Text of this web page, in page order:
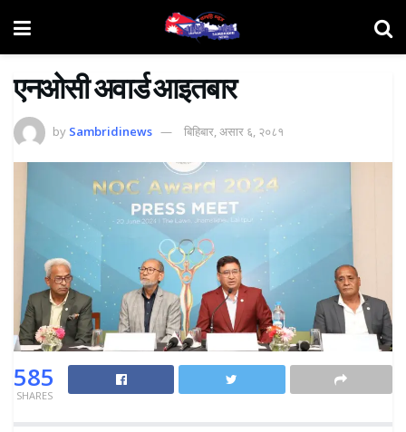
एनओसी अवार्ड आइतबार
by Sambridinews बिहिबार, असार ६, २०८१
585
SHARES